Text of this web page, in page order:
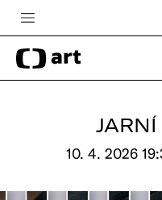
Česká televize
Zpravodajství
10. 4. 2026